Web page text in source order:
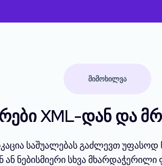
ᲛᲘᲛᲝᲮᲘᲚᲕᲐ
XML-დან და
საშუალებას გაძლევთ
ნებისმიერი სხვა